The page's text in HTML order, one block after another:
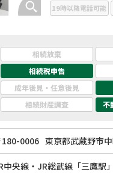
19時以降電話可能
相続放棄
相続税申告
成年後見・任意後見
相続財産調査 不
180-0006 東京都武蔵野市
中央線・JR総武線「三鷹駅